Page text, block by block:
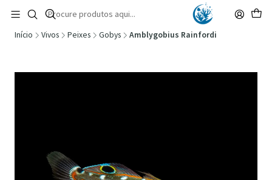
🚚 Portugal Continental: Portes Grátis desde 149,90€ (Envio extresso: 14,90€)
Ler mais
Início Vivos Peixes Gobys Amblygobius Rainfordi